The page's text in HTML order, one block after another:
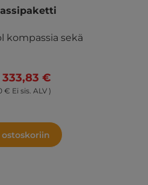
kompassia sekä
333,83 €
€ Ei sis. ALV )
ostoskoriin